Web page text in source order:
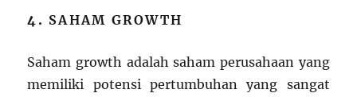
4. SAHAM GROWTH
Saham growth adalah saham perusahaan yang
memiliki potensi pertumbuhan yang sangat